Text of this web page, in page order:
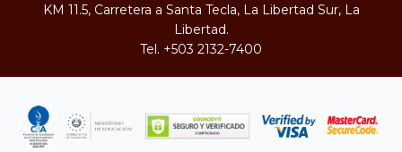
KM 11.5, Carretera a Santa Tecla, La Libertad Sur, La
Libertad.
Tel. +503 2132-7400